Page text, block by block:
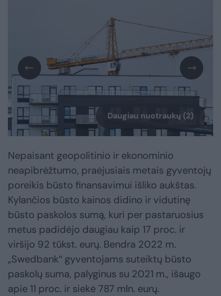
Daugiau nuotraukų (2)
Nepaisant geopolitinio ir ekonominio
neapibrėžtumo, praėjusiais metais gyventojų
poreikis būsto finansavimui išliko aukštas.
Kylančios būsto kainos didino ir vidutinę
būsto paskolos sumą, kuri per pastaruosius
metus padidėjo daugiau kaip 17 proc. ir
viršijo 92 tūkst. eurų. Bendra 2022 m.
„Swedbank“ gyventojams suteiktų būsto
paskolų suma, palyginus su 2021 m., išaugo
apie 11 proc. ir siekė 787 mln. eurų.